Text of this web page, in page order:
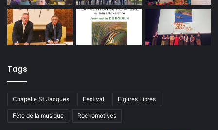
Tags
Chapelle St Jacques Festival Figures Libres
Fête de la musique Rockomotives